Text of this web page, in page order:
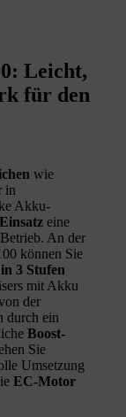
Leicht,
für den
wie
in
Akku-
eine
An der
können Sie
in 3 Stufen
mit Akku
der
durch ein
Boost-
Sie
Umsetzung
EC-Motor